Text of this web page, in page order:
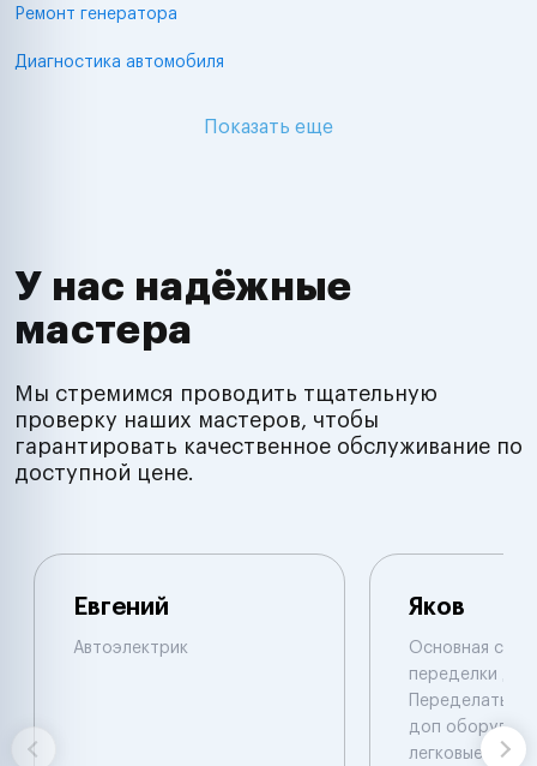
Ремонт генератора
Диагностика автомобиля
Показать еще
У нас надёжные
мастера
Мы стремимся проводить тщательную
проверку наших мастеров, чтобы
гарантировать качественное обслуживание по
доступной цене.
Евгений
Автоэлектрик
Яков
Основная
переделки
Переделать,
доп
легковые.